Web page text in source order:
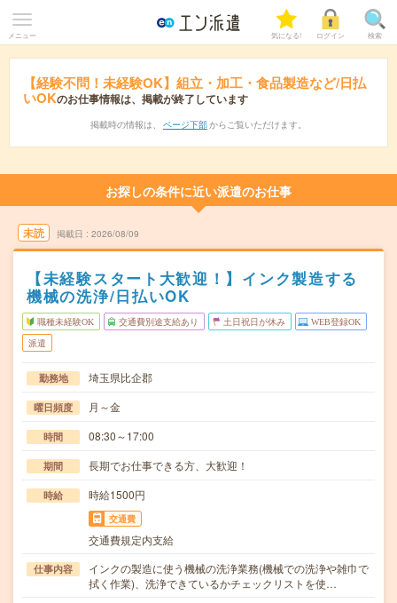
メニュー 気になる! ログイン 検索
【経験不問！未経験OK】組立・加工・食品製造など/日払
いOKのお仕事情報は、掲載が終了しています
掲載時の情報は、 ページ下部 からご覧いただけます。
お探しの条件に近い派遣のお仕事
未読 掲載日 2026/08/09
【未経験スタート大歓迎！】インク製造する
機械の洗浄/日払いOK
職種未経験OK 交通費別途支給あり 土日祝日が休み WEB登録OK
派遣
勤務地 埼玉県比企郡
曜日頻度 月～金
時間 08:30～17:00
期間 長期でお仕事できる方、大歓迎！
時給 時給1500円
交通費
交通費規定内支給
仕事内容
インクの製造に使う機械の洗浄業務(機械での洗浄や雑巾で
拭く作業)、洗浄できているかチェックリストを使…